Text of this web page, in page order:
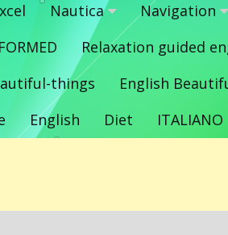
Nautica Navigation
Relaxation guided
things
English
English Diet ITALIANO